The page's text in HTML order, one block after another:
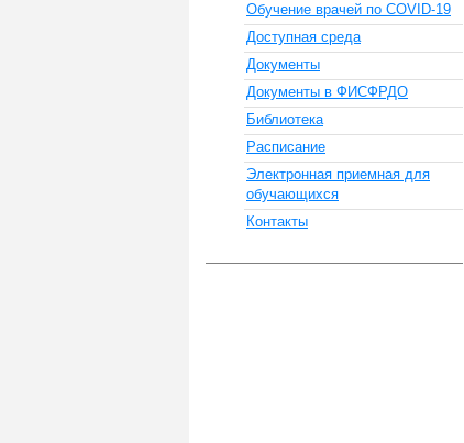
Обучение врачей по COVID-19
Доступная среда
Документы
Документы в ФИСФРДО
Библиотека
Расписание
Электронная приемная для
обучающихся
Контакты